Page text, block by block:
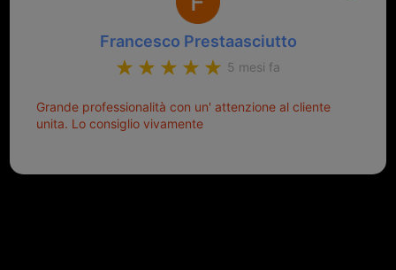
Francesco Prestaasciutto
5 mesi fa
Grande professionalità con un' attenzione al cliente
unita. Lo consiglio vivamente